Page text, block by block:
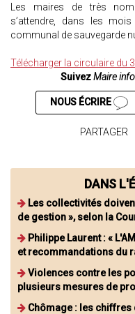
Les maires de très
s’attendre, dans les
communal de sauvegarde
Télécharger la circulaire du
SuivezMaire info
NOUS ÉCRIRE
PARTAGER
DANS
Les collectivités
de gestion », selon la
Philippe Laurent : «
et recommandations du
Violences contre les
plusieurs mesures de
Chômage : les chiffres